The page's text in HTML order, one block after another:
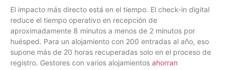
El impacto más directo está en el tiempo. El check-in digital
reduce el tiempo operativo en recepción de
aproximadamente 8 minutos a menos de 2 minutos por
huésped. Para un alojamiento con 200 entradas al año, eso
supone más de 20 horas recuperadas solo en el proceso de
registro. Gestores con varios alojamientos ahorran